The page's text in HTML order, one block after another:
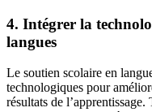
4. Intégrer la
langues
Le soutien scolaire en
technologiques pour
résultats de